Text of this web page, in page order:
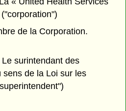
de la Corporation.
surintendant des
sens de la Loi sur les